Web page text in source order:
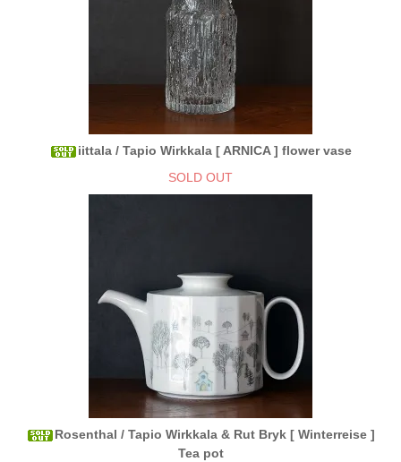
iittala / Tapio Wirkkala [ ARNICA ] flower vase
SOLD OUT
Rosenthal / Tapio Wirkkala & Rut Bryk [ Winterreise ]
Tea pot